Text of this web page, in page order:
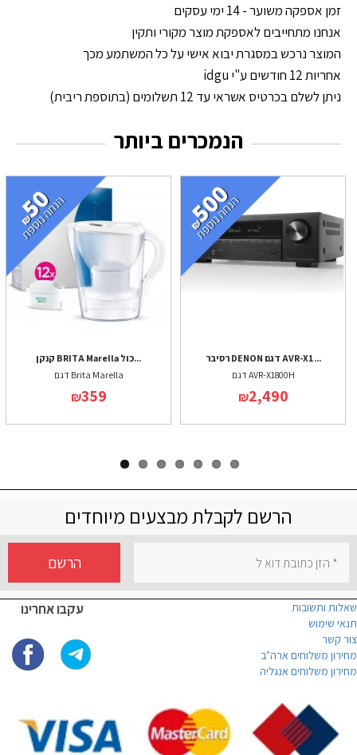
זמן אספקה משוער - 14 ימי עסקים
אנחנו מתחייבים לאספקת מוצר מקורי ותקין
המוצר נרכש במסגרת יבוא אישי על כל המשתמע מכך
אחריות 12 חודשים ע"י idgu
ניתן לשלם בכרטיס אשראי עד 12 תשלומים (בתוספת ריבית)
הנמכרים ביותר
קנקן BRITA Marella כול...
דגם Brita Marella
₪359
רסיבר DENON דגם AVR-X1...
דגם AVR-X1800H
₪2,490
הרשם לקבלת מבצעים מיוחדים
הרשם
עקבו אחרינו
שאלות ותשובות
תנאי שימוש
צור קשר
מחירון משלוחים ארה"ב
מחירון משלוחים אנגליה